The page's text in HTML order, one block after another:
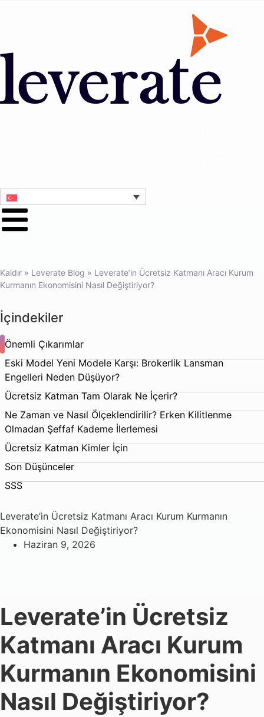
Kaldır » Leverate Blog » Leverate’in Ücretsiz Katmanı Aracı Kurum
Kurmanın Ekonomisini Nasıl Değiştiriyor?
İçindekiler
Önemli Çıkarımlar
Eski Model Yeni Modele Karşı: Brokerlik Lansman
Engelleri Neden Düşüyor?
Ücretsiz Katman Tam Olarak Ne İçerir?
Ne Zaman ve Nasıl Ölçeklendirilir? Erken Kilitlenme
Olmadan Şeffaf Kademe İlerlemesi
Ücretsiz Katman Kimler İçin
Son Düşünceler
SSS
Leverate’in Ücretsiz Katmanı Aracı Kurum Kurmanın
Ekonomisini Nasıl Değiştiriyor?
Haziran 9, 2026
Leverate’in Ücretsiz
Katmanı Aracı Kurum
Kurmanın Ekonomisini
Nasıl Değiştiriyor?